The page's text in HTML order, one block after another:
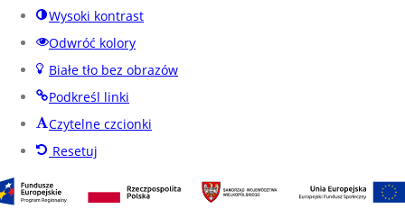
Wysoki kontrast
Odwróć kolory
Białe tło bez obrazów
Podkreśl linki
Czytelne czcionki
Resetuj